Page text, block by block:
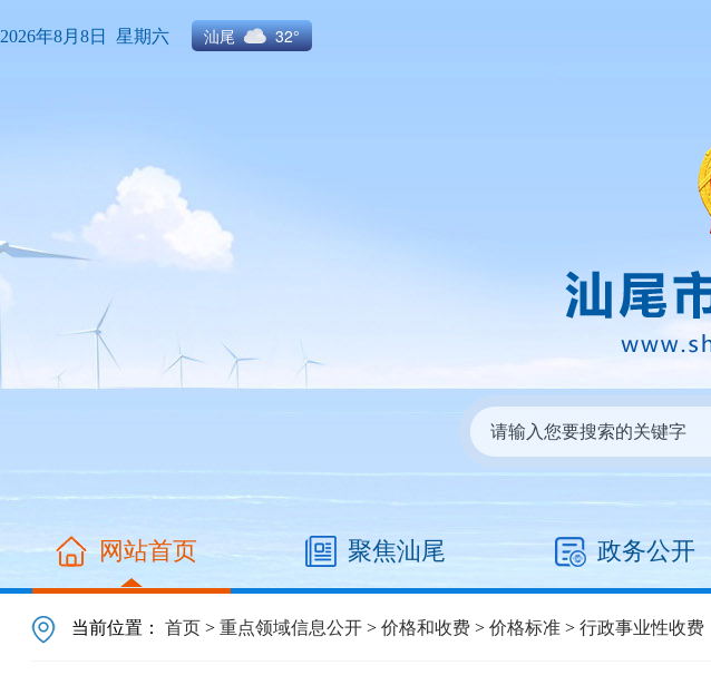
2026年8月8日 星期六 汕尾 32°
网站首页 聚焦汕尾 政务公开
当前位置：首页 >重点领域信息公开 >价格和收费 >价格标准 >行政事业性收费